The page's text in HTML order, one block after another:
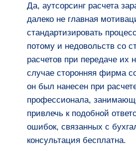
Да, аутсорсинг расчета
далеко не главная
стандартизировать
потому и недовольств со
расчетов при передаче их
случае сторонняя фирма
он был нанесен при
профессионала,
привлечь к подобной
ошибок, связанных с
консультация бесплатна.